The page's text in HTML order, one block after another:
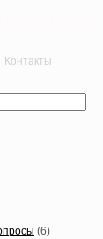
Контакты
(6)